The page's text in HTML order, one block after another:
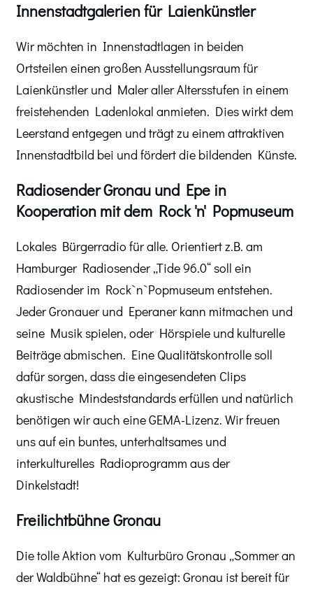
Innenstadtgalerien für Laienkünstler
Wir möchten in Innenstadtlagen in beiden
Ortsteilen einen großen Ausstellungsraum für
Laienkünstler und Maler aller Altersstufen in einem
freistehenden Ladenlokal anmieten. Dies wirkt dem
Leerstand entgegen und trägt zu einem attraktiven
Innenstadtbild bei und fördert die bildenden Künste.
Radiosender Gronau und Epe in
Kooperation mit dem Rock 'n' Popmuseum
Lokales Bürgerradio für alle. Orientiert z.B. am
Hamburger Radiosender „Tide 96.0“ soll ein
Radiosender im Rock`n`Popmuseum entstehen.
Jeder Gronauer und Eperaner kann mitmachen und
seine Musik spielen, oder Hörspiele und kulturelle
Beiträge abmischen. Eine Qualitätskontrolle soll
dafür sorgen, dass die eingesendeten Clips
akustische Mindeststandards erfüllen und natürlich
benötigen wir auch eine GEMA-Lizenz. Wir freuen
uns auf ein buntes, unterhaltsames und
interkulturelles Radioprogramm aus der
Dinkelstadt!
Freilichtbühne Gronau
Die tolle Aktion vom Kulturbüro Gronau „Sommer an
der Waldbühne“ hat es gezeigt: Gronau ist bereit für